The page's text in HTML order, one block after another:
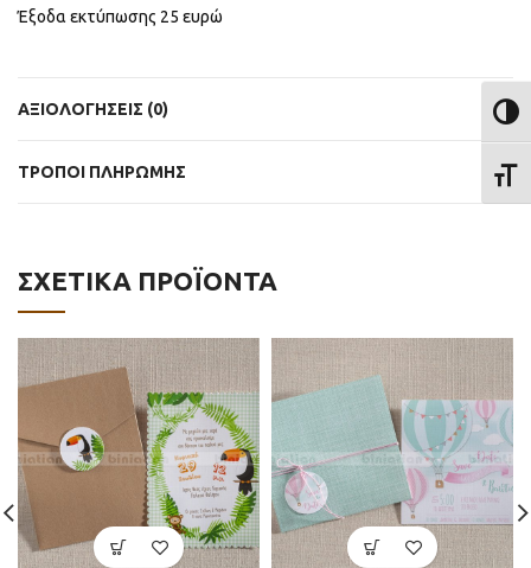
Έξοδα εκτύπωσης 25 ευρώ
ΑΞΙΟΛΟΓΉΣΕΙΣ (0)
ΤΡΟΠΟΙ ΠΛΗΡΩΜΗΣ
ΣΧΕΤΙΚΆ ΠΡΟΪΌΝΤΑ